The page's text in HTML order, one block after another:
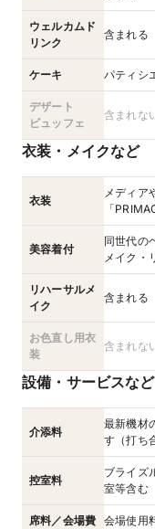
ウェルカムド
リンク
含まれる
ケーキ パティシ
デザート
ビュッフェ
含まれな
衣装・メイクなど
衣装
メディア
「
美容着付
同世代の
メイク・
リハーサルメ
イク
含まれる
お色直し用衣
装
含まれな
設備・サービスなど
介添料
最新機材
す（打ち
控室料
ブライズ
室等含む
席料／会場費 会場使用